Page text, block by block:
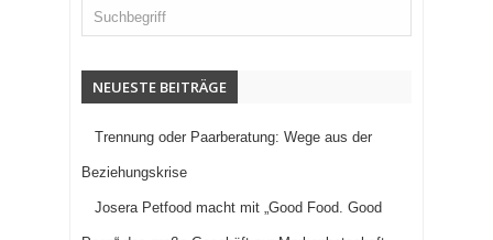
NEUESTE BEITRÄGE
Trennung oder Paarberatung: Wege aus der
Beziehungskrise
Josera Petfood macht mit „Good Food. Good